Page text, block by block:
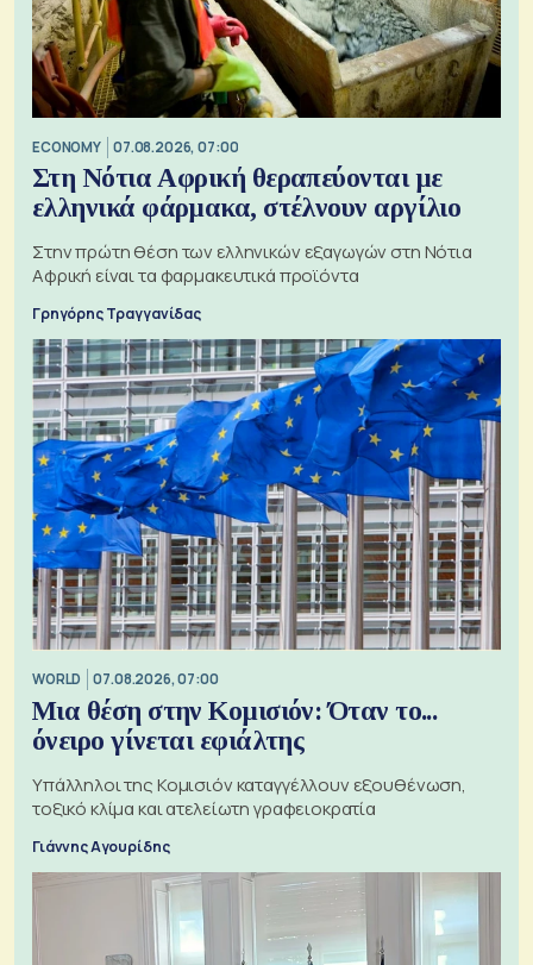
ECONOMY 07.08.2026, 07:00
Στη Νότια Αφρική θεραπεύονται με
ελληνικά φάρμακα, στέλνουν αργίλιο
Στην πρώτη θέση των ελληνικών εξαγωγών στη Νότια
Αφρική είναι τα φαρμακευτικά προϊόντα
Γρηγόρης Τραγγανίδας
WORLD 07.08.2026, 07:00
Μια θέση στην Κομισιόν: Όταν το...
όνειρο γίνεται εφιάλτης
Υπάλληλοι της Κομισιόν καταγγέλλουν εξουθένωση,
τοξικό κλίμα και ατελείωτη γραφειοκρατία
Γιάννης Αγουρίδης